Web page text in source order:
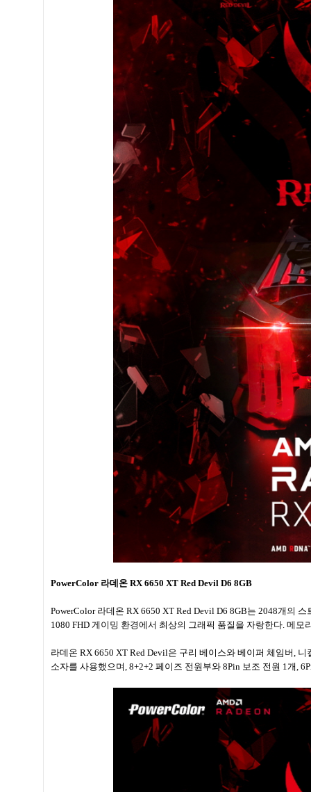
PowerColor 라데온 RX 6650 XT Red Devil D6 8GB
PowerColor 라데온 RX 6650 XT Red Devil D6 8GB는 2048개의
1080 FHD 게이밍 환경에서 최상의 그래픽 품질을 자랑한다. 메
라데온 RX 6650 XT Red Devil은 구리 베이스와 베이퍼 체임버,
소자를 사용했으며, 8+2+2 페이즈 전원부와 8Pin 보조 전원 1개,